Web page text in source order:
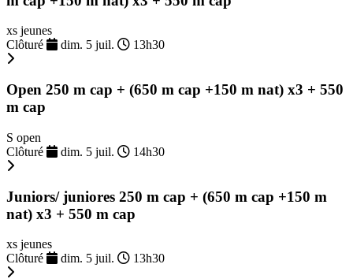
xs jeunes
Clôturé
dim. 5 juil. 13h30
Open 250 m cap + (650 m cap +150 m nat) x3 + 550
m cap
S open
Clôturé
dim. 5 juil. 14h30
Juniors/ juniores 250 m cap + (650 m cap +150 m
nat) x3 + 550 m cap
xs jeunes
Clôturé
dim. 5 juil. 13h30